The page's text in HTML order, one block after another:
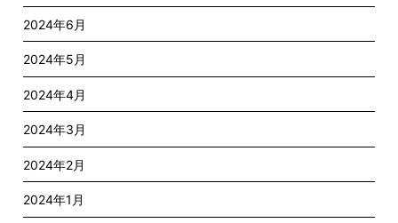
2024年6月
2024年5月
2024年4月
2024年3月
2024年2月
2024年1月